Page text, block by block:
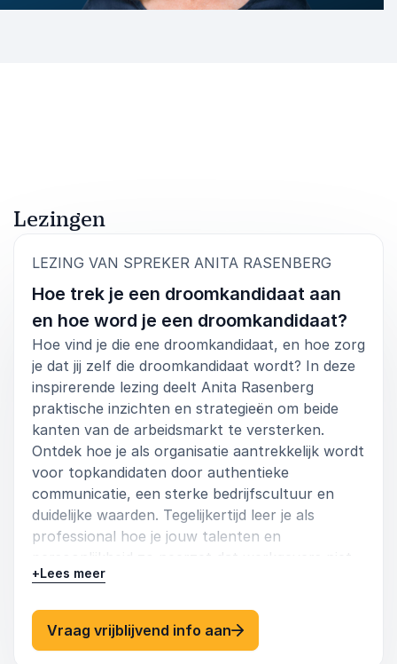
Lezingen
LEZING VAN SPREKER ANITA RASENBERG
Hoe trek je een droomkandidaat aan
en hoe word je een droomkandidaat?
Hoe vind je die ene droomkandidaat, en hoe zorg
je dat jij zelf die droomkandidaat wordt? In deze
inspirerende lezing deelt Anita Rasenberg
praktische inzichten en strategieën om beide
kanten van de arbeidsmarkt te versterken.
Ontdek hoe je als organisatie aantrekkelijk wordt
voor topkandidaten door authentieke
communicatie, een sterke bedrijfscultuur en
duidelijke waarden. Tegelijkertijd leer je als
professional hoe je jouw talenten en
persoonlijkheid zo neerzet dat werkgevers niet
om je heen kunnen. Deze sessie motiveert
match te realiseren, waarin groei en succes
hand in hand gaan.
+Lees meer
Vraag vrijblijvend info aan: Anita Rasenberg